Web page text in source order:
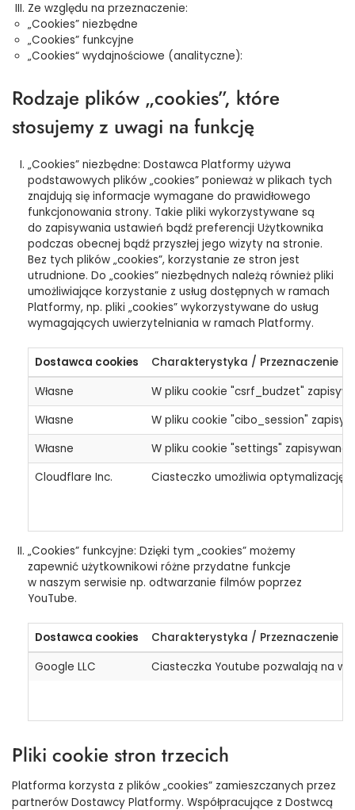
Ze względu na przeznaczenie:
„Cookies” niezbędne
„Cookies” funkcyjne
„Cookies“ wydajnościowe (analityczne):
Rodzaje plików „cookies”, które
stosujemy z uwagi na funkcję
„Cookies” niezbędne: Dostawca Platformy używa
podstawowych plików „cookies” ponieważ w plikach tych
znajdują się informacje wymagane do prawidłowego
funkcjonowania strony. Takie pliki wykorzystywane są
do zapisywania ustawień bądź preferencji Użytkownika
podczas obecnej bądź przyszłej jego wizyty na stronie.
Bez tych plików „cookies”, korzystanie ze stron jest
utrudnione. Do „cookies” niezbędnych należą również pliki
umożliwiające korzystanie z usług dostępnych w ramach
Platformy, np. pliki „cookies” wykorzystywane do usług
wymagających uwierzytelniania w ramach Platformy.
Dostawca cookies
Charakterystyka / Przeznaczenie
Własne
W pliku cookie "csrf_budzet"
Własne
W pliku cookie "cibo_session"
Własne
W pliku cookie "settings"
Cloudflare Inc.
Ciasteczko umożliwia optymalizację
„Cookies” funkcyjne: Dzięki tym „cookies” możemy
zapewnić użytkownikowi różne przydatne funkcje
w naszym serwisie np. odtwarzanie filmów poprzez
YouTube.
Dostawca cookies
Charakterystyka / Przeznaczenie
Google LLC
Ciasteczka Youtube pozwalają na
Pliki cookie stron trzecich
Platforma korzysta z plików „cookies” zamieszczanych przez
partnerów Dostawcy Platformy. Współpracujące z Dostwcą